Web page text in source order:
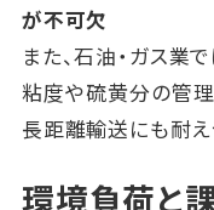
が不可欠
また、石油・ガス業
粘度や硫黄分の管
長距離輸送にも耐え
環境負荷と